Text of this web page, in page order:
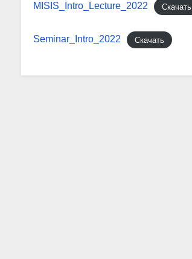
MISIS_Intro_Lecture_2022 Скачать
Seminar_Intro_2022 Скачать